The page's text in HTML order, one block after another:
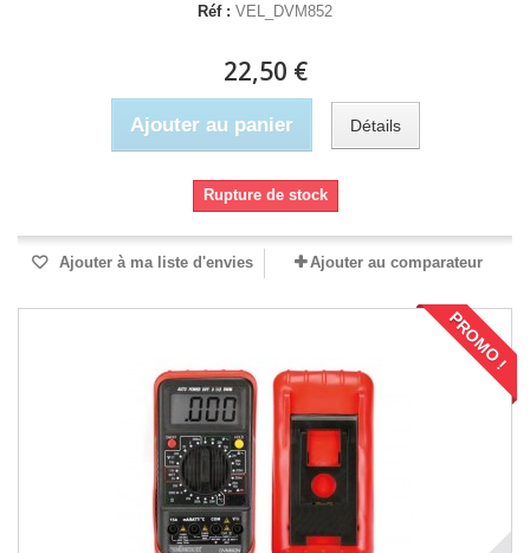
Réf : VEL_DVM852
22,50 €
Ajouter au panier Détails
Rupture de stock
Ajouter à ma liste d'envies Ajouter au comparateur
PROMO !